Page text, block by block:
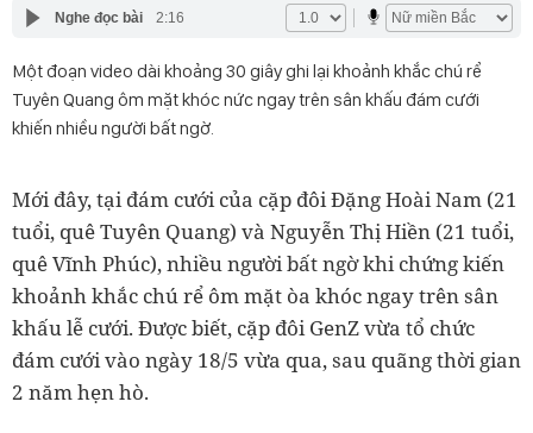
Nghe đọc bài 2:16
Một đoạn video dài khoảng 30 giây ghi lại khoảnh khắc chú rể
Tuyên Quang ôm mặt khóc nức ngay trên sân khấu đám cưới
khiến nhiều người bất ngờ.
Mới đây, tại đám cưới của cặp đôi Đặng Hoài Nam (21
tuổi, quê Tuyên Quang) và Nguyễn Thị Hiền (21 tuổi,
quê Vĩnh Phúc), nhiều người bất ngờ khi chứng kiến
khoảnh khắc chú rể ôm mặt òa khóc ngay trên sân
khấu lễ cưới. Được biết, cặp đôi GenZ vừa tổ chức
đám cưới vào ngày 18/5 vừa qua, sau quãng thời gian
2 năm hẹn hò.